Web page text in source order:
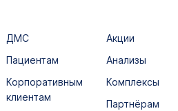
ДМС
Пациентам
Корпоративным
клиентам
Акции
Анализы
Комплексы
Партнёрам